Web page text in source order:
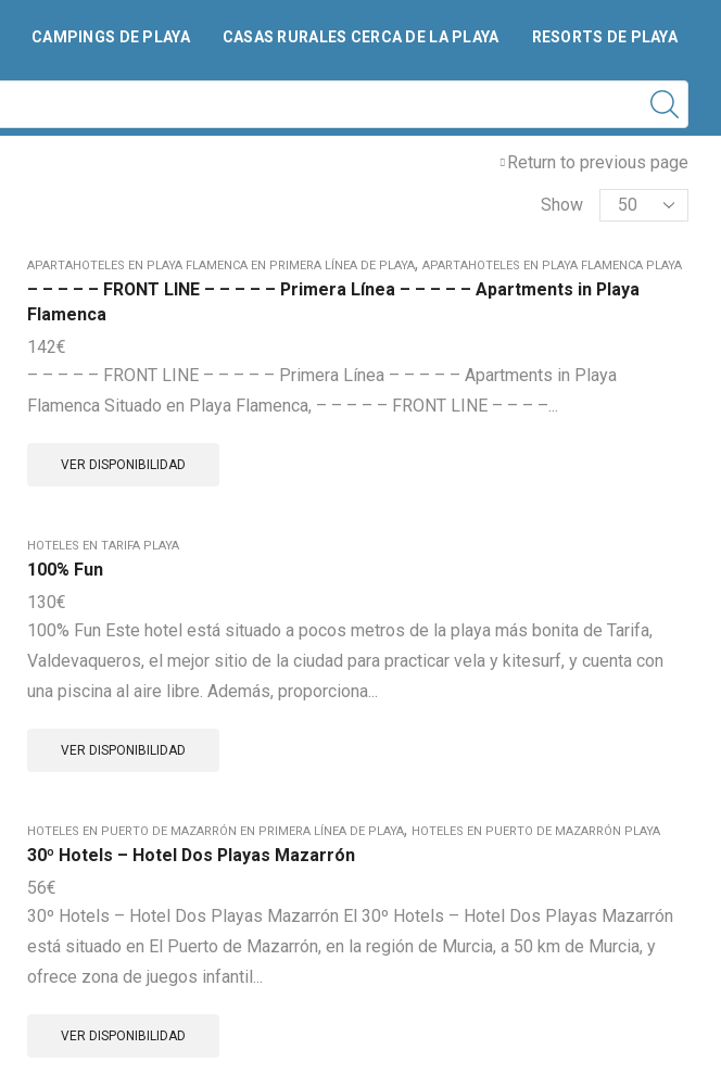
CAMPINGS DE PLAYA CASAS RURALES CERCA DE LA PLAYA RESORTS DE PLAYA
input
Return to previous page
Show
Products
per
APARTAHOTELES EN PLAYA FLAMENCA EN PRIMERA LÍNEA DE PLAYA, APARTAHOTELES EN PLAYA FLAMENCA PLAYA
– – – – – FRONT LINE – – – – – Primera Línea – – – – – Apartments in Playa
Flamenca
142€
– – – – – FRONT LINE – – – – – Primera Línea – – – – – Apartments in Playa
Flamenca Situado en Playa Flamenca, – – – – – FRONT LINE – – – –...
VER DISPONIBILIDAD
HOTELES EN TARIFA PLAYA
100% Fun
130€
100% Fun Este hotel está situado a pocos metros de la playa más bonita de Tarifa,
Valdevaqueros, el mejor sitio de la ciudad para practicar vela y kitesurf, y cuenta con
una piscina al aire libre. Además, proporciona...
VER DISPONIBILIDAD
HOTELES EN PUERTO DE MAZARRÓN EN PRIMERA LÍNEA DE PLAYA, HOTELES EN PUERTO DE MAZARRÓN PLAYA
30º Hotels – Hotel Dos Playas Mazarrón
56€
30º Hotels – Hotel Dos Playas Mazarrón El 30º Hotels – Hotel Dos Playas Mazarrón
está situado en El Puerto de Mazarrón, en la región de Murcia, a 50 km de Murcia, y
ofrece zona de juegos infantil...
VER DISPONIBILIDAD